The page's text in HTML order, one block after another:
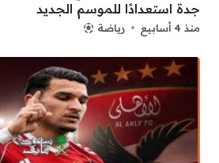
جدة استعدادًا للموسم الجديد
منذ 4 أسابيع رياضة